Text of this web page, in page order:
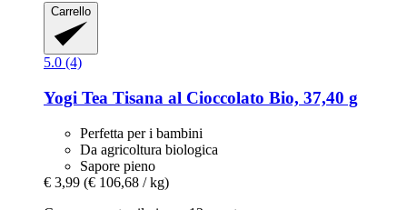
Carrello
5.0 (4)
Yogi Tea Tisana al Cioccolato Bio, 37,40 g
Perfetta per i bambini
Da agricoltura biologica
Sapore pieno
€ 3,99 (€ 106,68 / kg)